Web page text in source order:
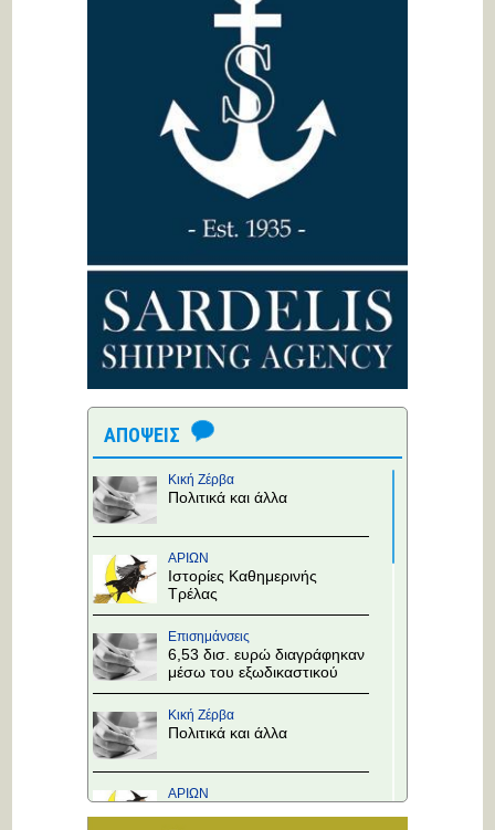
ΑΠΟΨΕΙΣ
Κική Ζέρβα
Πολιτικά και άλλα
ΑΡΙΩΝ
Ιστορίες Καθημερινής
Τρέλας
Επισημάνσεις
6,53 δισ. ευρώ διαγράφηκαν
μέσω του εξωδικαστικού
Κική Ζέρβα
Πολιτικά και άλλα
ΑΡΙΩΝ